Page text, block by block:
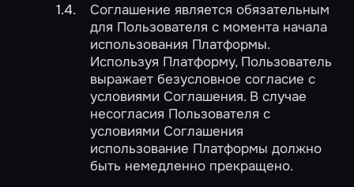
Соглашение является обязательным
для Пользователя с момента начала
использования Платформы.
Используя Платформу, Пользователь
выражает безусловное согласие с
условиями Соглашения. В случае
несогласия Пользователя с
условиями Соглашения
использование Платформы должно
быть немедленно прекращено.